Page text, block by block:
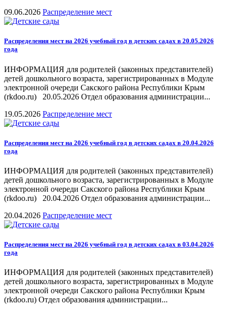
09.06.2026 Распределение мест
Распределения мест на 2026 учебный год в детских садах в 20.05.2026
года
ИНФОРМАЦИЯ для родителей (законных представителей)
детей дошкольного возраста, зарегистрированных в Модуле
электронной очереди Сакского района Республики Крым
(rkdoo.ru) 20.05.2026 Отдел образования администрации...
19.05.2026 Распределение мест
Распределения мест на 2026 учебный год в детских садах в 20.04.2026
года
ИНФОРМАЦИЯ для родителей (законных представителей)
детей дошкольного возраста, зарегистрированных в Модуле
электронной очереди Сакского района Республики Крым
(rkdoo.ru) 20.04.2026 Отдел образования администрации...
20.04.2026 Распределение мест
Распределения мест на 2026 учебный год в детских садах в 03.04.2026
года
ИНФОРМАЦИЯ для родителей (законных представителей)
детей дошкольного возраста, зарегистрированных в Модуле
электронной очереди Сакского района Республики Крым
(rkdoo.ru) Отдел образования администрации...